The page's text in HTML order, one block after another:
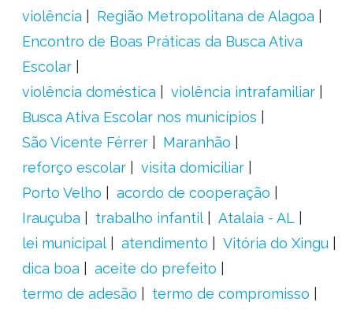
violência
Região Metropolitana de Alagoa
Encontro de Boas Práticas da Busca Ativa
Escolar
violência doméstica
violência intrafamiliar
Busca Ativa Escolar nos municípios
São Vicente Férrer
Maranhão
reforço escolar
visita domiciliar
Porto Velho
acordo de cooperação
Irauçuba
trabalho infantil
Atalaia - AL
lei municipal
atendimento
Vitória do Xingu
dica boa
aceite do prefeito
termo de adesão
termo de compromisso